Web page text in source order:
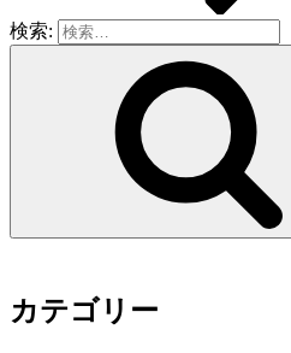
検索:
カテゴリー